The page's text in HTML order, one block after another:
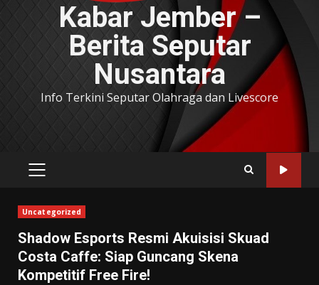
Kabar Jember –
Berita Seputar
Nusantara
Info Terkini Seputar Olahraga dan Livescore
PRIMARY
Uncategorized
Shadow Esports Resmi Akuisisi Skuad
Costa Caffe: Siap Guncang Skena
Kompetitif Free Fire!